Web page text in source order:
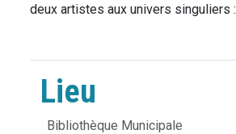
deux artistes aux univers singuliers :
Lieu
Bibliothèque Municipale